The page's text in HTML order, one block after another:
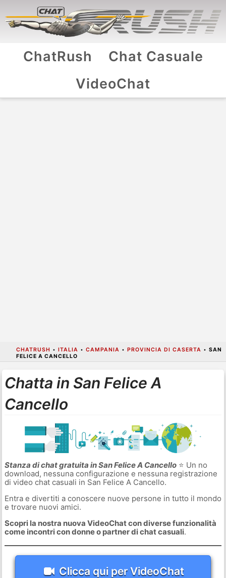
ChatRush
Chat Casuale
VideoChat
CHATRUSH • ITALIA • CAMPANIA • PROVINCIA DI CASERTA • SAN
FELICE A CANCELLO
Chatta in San Felice A
Cancello
Stanza di chat gratuita in San Felice A Cancello⭐ Un no
download, nessuna configurazione e nessuna registrazione
di video chat casuali in San Felice A Cancello.
Entra e divertiti a conoscere nuove persone in tutto il mondo
e trovare nuovi amici.
Scopri la nostra nuova VideoChat con diverse funzionalità
come incontri con donne o partner di chat casuali.
Clicca qui per VideoChat